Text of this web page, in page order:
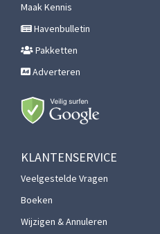
Maak Kennis
Havenbulletin
Pakketten
Adverteren
KLANTENSERVICE
Veelgestelde Vragen
Boeken
Wijzigen & Annuleren